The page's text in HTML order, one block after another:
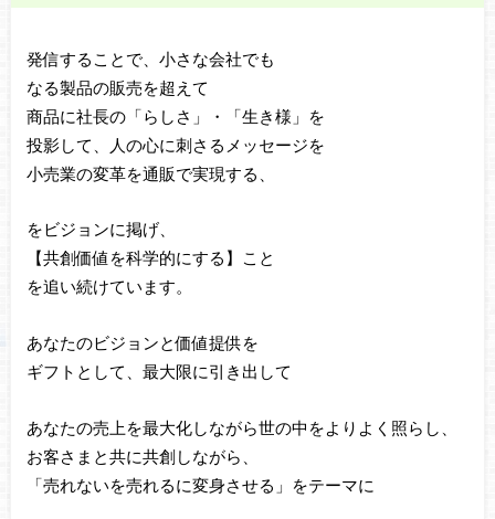
発信することで、小さな会社でも
なる製品の販売を超えて
商品に社長の「らしさ」・「生き様」を
投影して、人の心に刺さるメッセージを
小売業の変革を通販で実現する、
をビジョンに掲げ、
【共創価値を科学的にする】こと
を追い続けています。
あなたのビジョンと価値提供を
ギフトとして、最大限に引き出して
あなたの売上を最大化しながら世の中をよりよく照らし、
お客さまと共に共創しながら、
「売れないを売れるに変身させる」をテーマに